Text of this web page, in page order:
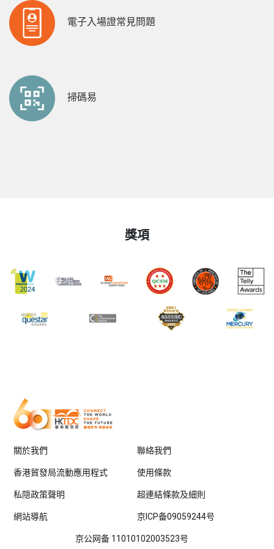
電子入場證常見問題
掃碼易
獎項
關於我們 聯絡我們
香港貿發局流動應用程式 使用條款
私隠政策聲明 超連結條款及細則
網站導航 京ICP备09059244号
京公网备 11010102003523号